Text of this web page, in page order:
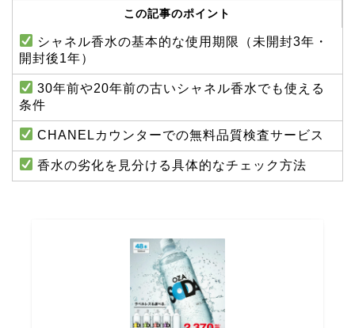
この記事のポイント
シャネル香水の基本的な使用期限（未開封3年・
開封後1年）
30年前や20年前の古いシャネル香水でも使える
条件
CHANELカウンターでの無料品質検査サービス
香水の劣化を見分ける具体的なチェック方法